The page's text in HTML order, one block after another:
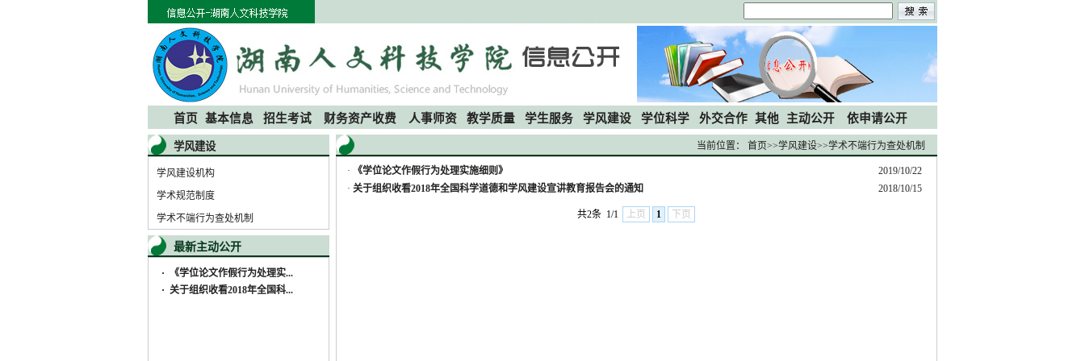
首页 基本信息 招生考试 财务资产收费 人事师资 教学质量 学生服务 学风建设 学位科学 外交合作 其他 主动公开 依申请公开
学风建设
学风建设机构
学术规范制度
学术不端行为查处机制
最新主动公开
·
《学位论文作假行为处理实...
· 关于组织收看2018年全国科...
当前位置： 首页>>学风建设>>学术不端行为查处机制
· 《学位论文作假行为处理实施细则》
2019/10/22
· 关于组织收看2018年全国科学道德和学风建设宣讲教育报告会的通知 2018/10/15
共2条 1/1 上页 1 下页